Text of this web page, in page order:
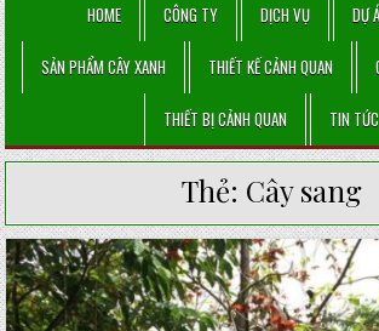
HOME
CÔNG TY DỊCH VỤ DỰ
SẢN PHẨM CÂY XANH THIẾT KẾ CẢNH QUAN
THIẾT BỊ CẢNH QUAN TIN TỨC
Thẻ: Cây sang
Posted
in